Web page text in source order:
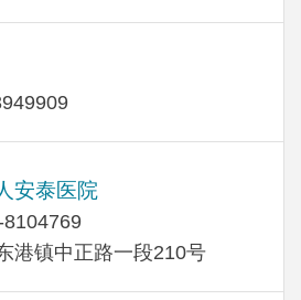
安泰医院
港镇中正路一段210号